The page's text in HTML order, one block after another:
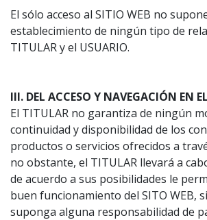
El sólo acceso al SITIO WEB no
establecimiento de ningún tipo de
TITULAR y el USUARIO.
III. DEL ACCESO Y NAVEGACIÓN EN
El TITULAR no garantiza de ningún
continuidad y disponibilidad de los
productos o servicios ofrecidos a
no obstante, el TITULAR llevará a
de acuerdo a sus posibilidades le
buen funcionamiento del SITO WEB,
suponga alguna responsabilidad de